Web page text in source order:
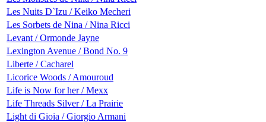
Les Nuits D`Izu / Keiko Mecheri
Les Sorbets de Nina / Nina Ricci
Levant / Ormonde Jayne
Lexington Avenue / Bond No. 9
Liberte / Cacharel
Licorice Woods / Amouroud
Life is Now for her / Mexx
Life Threads Silver / La Prairie
Light di Gioia / Giorgio Armani